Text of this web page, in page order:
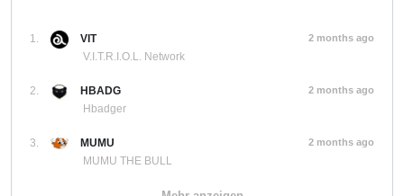
1.
VIT
V.I.T.R.I.O.L. Network
2 months ago
2.
HBADG
Hbadger
2 months ago
3.
MUMU
MUMU THE BULL
2 months ago